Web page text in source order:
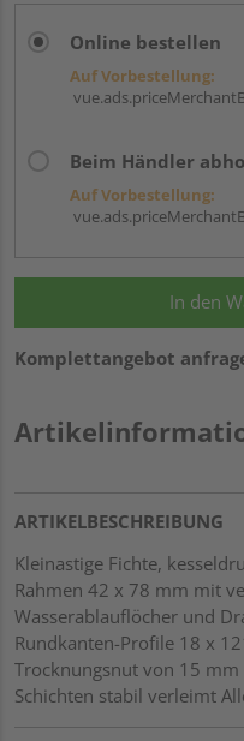
Online bestellen
Auf Vorbestellung:
Beim Händler
Auf Vorbestellung:
In den
Komplettangebot
ARTIKELBESCHREIBUNG
Kleinastige Fichte,
Rahmen 42 x 78 mm mit
Wasserablauflöcher und
Rundkanten-Profile 18 x
Trocknungsnut von 15
Schichten stabil verleimt